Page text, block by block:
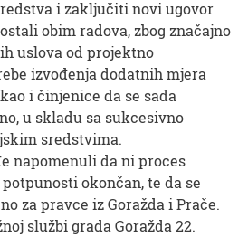
i zaključiti novi ugovor
obim radova, zbog značajno
uslova od projektno
izvođenja dodatnih mjera
i činjenice da se sada
u skladu sa sukcesivno
sredstvima.
napomenuli da ni proces
okončan, te da se
za pravce iz Goražda i Prače.
službi grada Goražda 22.